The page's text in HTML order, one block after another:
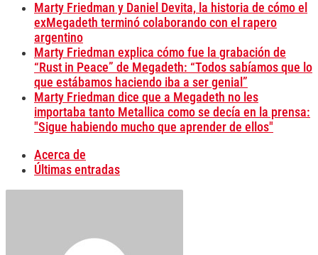
Marty Friedman y Daniel Devita, la historia de cómo el
exMegadeth terminó colaborando con el rapero
argentino
Marty Friedman explica cómo fue la grabación de
“Rust in Peace” de Megadeth: “Todos sabíamos que lo
que estábamos haciendo iba a ser genial”
Marty Friedman dice que a Megadeth no les
importaba tanto Metallica como se decía en la prensa:
"Sigue habiendo mucho que aprender de ellos"
Acerca de
Últimas entradas